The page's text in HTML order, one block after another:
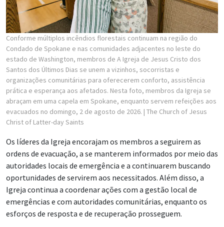
Conforme múltiplos incêndios florestais continuam na região do
Condado de Spokane e nas comunidades adjacentes no leste do
estado de Washington, membros de A Igreja de Jesus Cristo dos
Santos dos Últimos Dias se unem a vizinhos, socorristas e
organizações comunitárias para oferecerem conforto, assistência
prática e esperança aos afetados. Nesta foto, membros da Igreja se
abraçam em uma capela em Spokane, enquanto servem refeições aos
evacuados no domingo, 2 de agosto de 2026. | The Church of Jesus
Christ of Latter-day Saints
Os líderes da Igreja encorajam os membros a seguirem as
ordens de evacuação, a se manterem informados por meio das
autoridades locais de emergência e a continuarem buscando
oportunidades de servirem aos necessitados. Além disso, a
Igreja continua a coordenar ações com a gestão local de
emergências e com autoridades comunitárias, enquanto os
esforços de resposta e de recuperação prosseguem.